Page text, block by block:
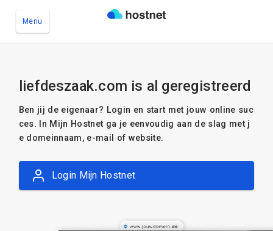
Menu
liefdeszaak.com is al geregistreerd
Ben jij de eigenaar? Login en start met jouw online suc
ces. In Mijn Hostnet ga je eenvoudig aan de slag met j
e domeinnaam, e-mail of website.
Login Mijn Hostnet